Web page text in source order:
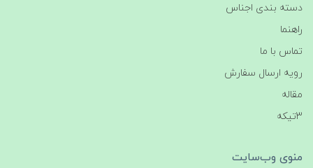
دسته بندی اجناس
راهنما
تماس با ما
رویه ارسال سفارش
مقاله
3تیکه
منوی وب‌سایت